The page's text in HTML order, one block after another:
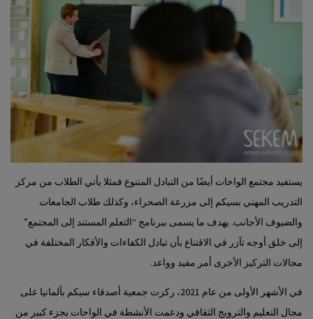
يستفيد مجتمع الواحات أيضًا من التبادل المتنوع فمثلا يأتي الطلاب من مركز
التدريب المهني بسيكم إلى مزرعة الصحراء، وكذلك طلاب الجامعات
والضيوف الأجانب. يهدف ما يسمى ببرنامج “التعلم المستند إلى المجتمع”
إلى خلق أوجه تآزر في الاقتناع بأن تبادل الكفاءات والأفكار المختلفة في
مجالات التركيز الأخرى أمر مفيد وواعد.
في الأشهر الأولى من عام 2021، ركزت جمعية أصدقاء سيكم بألمانيا على
مجال التعليم والترويج الثقافي ودعمت الأنشطة في الواحات بجزء كبير من